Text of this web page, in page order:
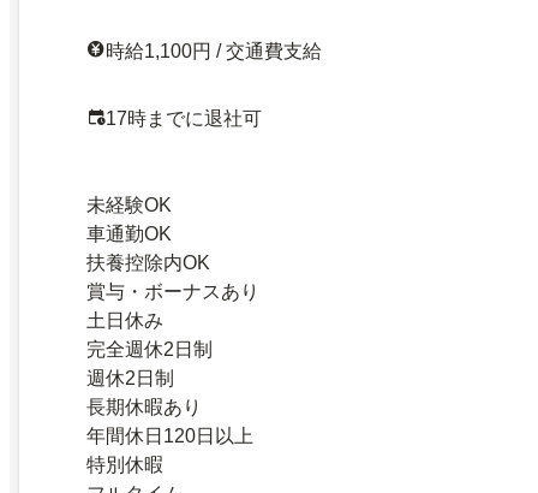
時給1,100円 / 交通費支給
17時までに退社可
未経験OK
車通勤OK
扶養控除内OK
賞与・ボーナスあり
土日休み
完全週休2日制
週休2日制
長期休暇あり
年間休日120日以上
特別休暇